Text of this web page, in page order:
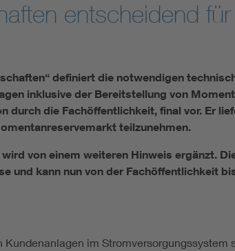
entscheidend für
definiert die notwendigen
inklusive der Bereitstellung von
durch die Fachöffentlichkeit, final vor. Er
teilzunehmen.
von einem weiteren Hinweis ergänzt.
und kann nun von der Fachöffentlichkeit
im